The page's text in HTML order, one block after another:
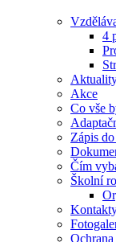
4
Akce
Co vše
Zápis
Čím
Školní